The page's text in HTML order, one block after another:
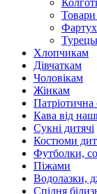
Хлопчикам
Дівчаткам
Чоловікам
Жінкам
Патріотична
Кава від
Сукні дитячі
Костюми
Футболки,
Піжами
Водолазки,
Спідня